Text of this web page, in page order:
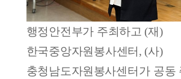
행정안전부가 주최하고(재)
한국중앙자원봉사센터 , (사)
충청남도자원봉사센터가 공동